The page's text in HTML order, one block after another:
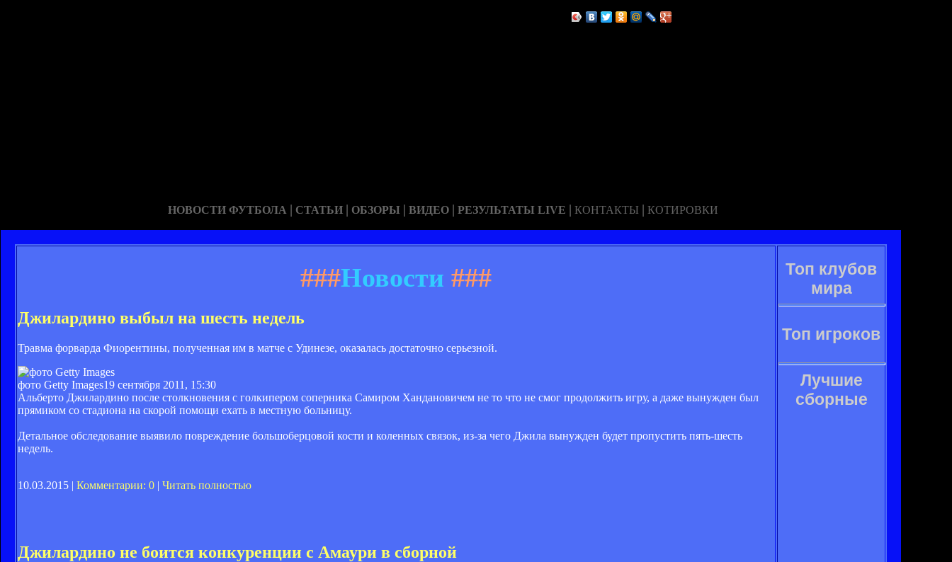
НОВОСТИ ФУТБОЛА | СТАТЬИ | ОБЗОРЫ | ВИДЕО | РЕЗУЛЬТАТЫ LIVE | КОНТАКТЫ | КОТИРОВКИ
###Новости ###
Джилардино выбыл на шесть недель
Травма форварда Фиорентины, полученная им в матче с Удинезе, оказалась достаточно серьезной.
фото Getty Images19 сентября 2011, 15:30
Альберто Джилардино после столкновения с голкипером соперника Самиром Хандановичем не то что не смог продолжить игру, а даже вынужден был
прямиком со стадиона на скорой помощи ехать в местную больницу.
Детальное обследование выявило повреждение большоберцовой кости и коленных связок, из-за чего Джила вынужден будет пропустить пять-шесть
недель.
10.03.2015 | Комментарии: 0 | Читать полностью
Джилардино не боится конкуренции c Амаури в сборной
Топ клубов
мира
Топ игроков
Лучшие
сборные